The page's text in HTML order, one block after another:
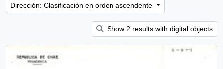
Dirección: Clasificación en orden ascendente
Show 2 results with digital objects